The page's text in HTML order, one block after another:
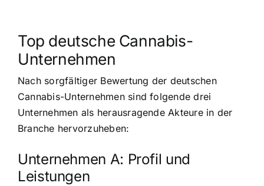
Top deutsche Cannabis-
Unternehmen
Nach sorgfältiger Bewertung der deutschen
Cannabis-Unternehmen sind folgende drei
Unternehmen als herausragende Akteure in der
Branche hervorzuheben:
Unternehmen A: Profil und
Leistungen